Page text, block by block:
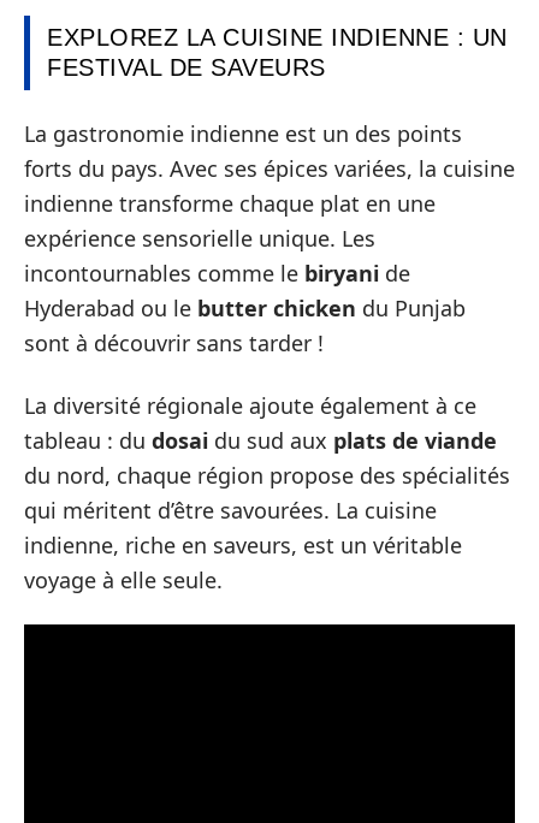
EXPLOREZ LA CUISINE INDIENNE : UN
FESTIVAL DE SAVEURS
La gastronomie indienne est un des points
forts du pays. Avec ses épices variées, la cuisine
indienne transforme chaque plat en une
expérience sensorielle unique. Les
incontournables comme le biryani de
Hyderabad ou le butter chicken du Punjab
sont à découvrir sans tarder !
La diversité régionale ajoute également à ce
tableau : du dosai du sud aux plats de viande
du nord, chaque région propose des spécialités
qui méritent d’être savourées. La cuisine
indienne, riche en saveurs, est un véritable
voyage à elle seule.